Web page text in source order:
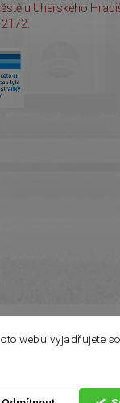
webu vyjadřujete
otevřeno
u Uherského